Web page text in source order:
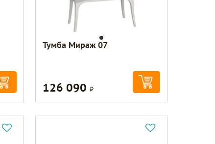
Тумба Мираж 07
126 090Р